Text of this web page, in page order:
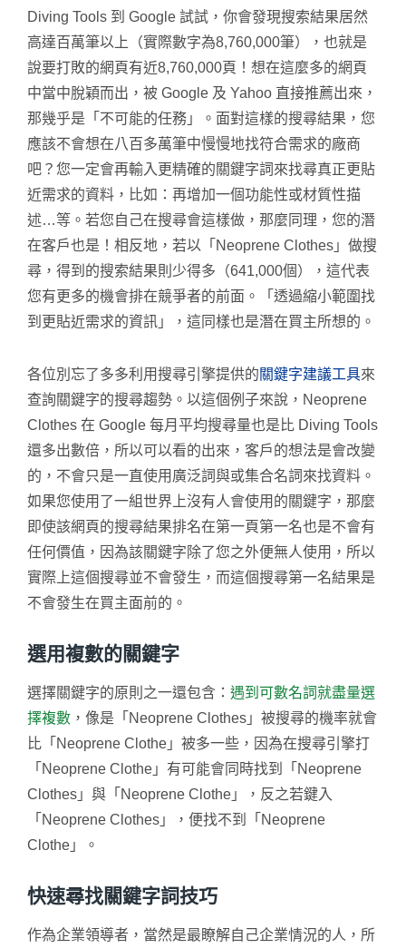
Diving Tools 到 Google 試試，你會發現搜索結果居然
高達百萬筆以上（實際數字為8,760,000筆），也就是
說要打敗的網頁有近8,760,000頁！想在這麼多的網頁
中當中脫穎而出，被 Google 及 Yahoo 直接推薦出來，
那幾乎是「不可能的任務」。面對這樣的搜尋結果，您
應該不會想在八百多萬筆中慢慢地找符合需求的廠商
吧？您一定會再輸入更精確的關鍵字詞來找尋真正更貼
近需求的資料，比如：再增加一個功能性或材質性描
述…等。若您自己在搜尋會這樣做，那麼同理，您的潛
在客戶也是！相反地，若以「Neoprene Clothes」做搜
尋，得到的搜索結果則少得多（641,000個），這代表
您有更多的機會排在競爭者的前面。「透過縮小範圍找
到更貼近需求的資訊」，這同樣也是潛在買主所想的。
各位別忘了多多利用搜尋引擎提供的關鍵字建議工具來
查詢關鍵字的搜尋趨勢。以這個例子來說，Neoprene
Clothes 在 Google 每月平均搜尋量也是比 Diving Tools
還多出數倍，所以可以看的出來，客戶的想法是會改變
的，不會只是一直使用廣泛詞與或集合名詞來找資料。
如果您使用了一組世界上沒有人會使用的關鍵字，那麼
即使該網頁的搜尋結果排名在第一頁第一名也是不會有
任何價值，因為該關鍵字除了您之外便無人使用，所以
實際上這個搜尋並不會發生，而這個搜尋第一名結果是
不會發生在買主面前的。
選用複數的關鍵字
選擇關鍵字的原則之一還包含： 遇到可數名詞就盡量選
擇複數 ，像是「Neoprene Clothes」被搜尋的機率就會
比「Neoprene Clothe」被多一些，因為在搜尋引擎打
「Neoprene Clothe」有可能會同時找到「Neoprene
Clothes」與「Neoprene Clothe」，反之若鍵入
「Neoprene Clothes」，便找不到「Neoprene
Clothe」。
快速尋找關鍵字詞技巧
作為企業領導者，當然是最瞭解自己企業情況的人，所